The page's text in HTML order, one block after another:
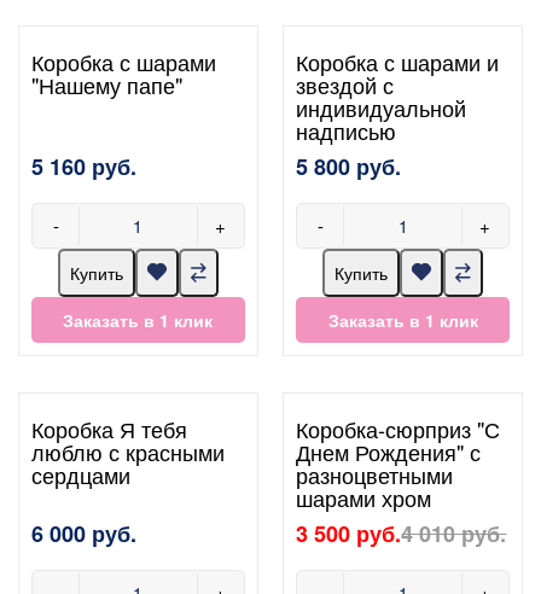
Коробка с шарами
"Нашему папе"
5 160 руб.
- +
Купить
Заказать в 1 клик
Коробка с шарами и
звездой с
индивидуальной
надписью
5 800 руб.
- +
Купить
Заказать в 1 клик
Коробка Я тебя
люблю с красными
сердцами
6 000 руб.
Коробка-сюрприз "С
Днем Рождения" с
разноцветными
шарами хром
3 500 руб.4 010 руб.